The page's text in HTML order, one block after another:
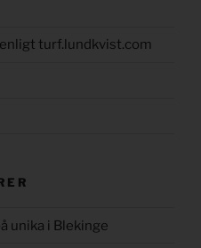
turf.lundkvist.com
unika i Blekinge